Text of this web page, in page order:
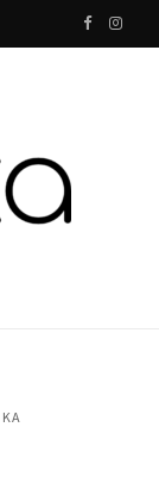
F I